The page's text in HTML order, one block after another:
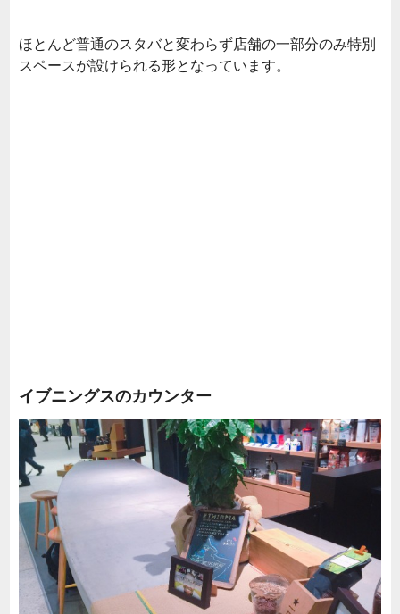
ほとんど普通のスタバと変わらず店舗の一部分のみ特別
スペースが設けられる形となっています。
イブニングスのカウンター